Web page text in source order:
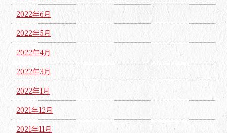
2022年6月
2022年5月
2022年4月
2022年3月
2022年1月
2021年12月
2021年11月